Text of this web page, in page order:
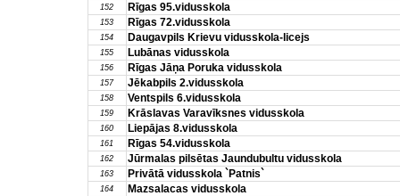
152 Rīgas 95.vidusskola
153 Rīgas 72.vidusskola
154 Daugavpils Krievu vidusskola-licejs
155 Lubānas vidusskola
156 Rīgas Jāņa Poruka vidusskola
157 Jēkabpils 2.vidusskola
158 Ventspils 6.vidusskola
159 Krāslavas Varavīksnes vidusskola
160 Liepājas 8.vidusskola
161 Rīgas 54.vidusskola
162 Jūrmalas pilsētas Jaundubultu vidusskola
163 Privātā vidusskola `Patnis`
164 Mazsalacas vidusskola